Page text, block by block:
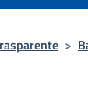
>